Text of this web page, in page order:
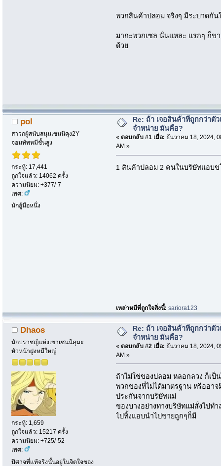
พวกสินค้าปลอม จริงๆ มีระบาดกั
มากะพวกเซล นั่นแหละ แรกๆ ก็ข
ด้วย
pol
สาวกผู้สนับสนุนเซนนิคุง2Y
จอมทัพหมีชั้นสูง
กระทู้: 17,441
ถูกใจแล้ว: 14062 ครั้ง
ความนิยม: +377/-7
เพศ:
นักอู้มือหนึ่ง
Re: ถ้า เจอสินค้าที่ถูกกว่าตั
จำหน่าย มันคือ?
« ตอบกลับ #1 เมื่อ: ธันวาคม 18, 2024,
AM »
1 สินค้าปลอม 2 คนในบริษัทแอบข
เหล่าหมีที่ถูกใจสิ่งนี้:sariora123
Dhaos
นักปราชญ์แห่งเขาเซนนิคุมะ
หัวหน้าฝูงหมีใหญ่
กระทู้: 1,659
ถูกใจแล้ว: 15217 ครั้ง
ความนิยม: +725/-52
เพศ:
ปีศาจที่แท้จริงนั้นอยู่ในจิตใจของ
Re: ถ้า เจอสินค้าที่ถูกกว่าตั
จำหน่าย มันคือ?
« ตอบกลับ #2 เมื่อ: ธันวาคม 18, 2024,
AM »
ถ้าไม่ใช่ของปลอม หลอกลวง ก็เป็
พวกของที่ไม่ได้มาตรฐาน หรืออา
ประกันจากบริษัทแม่
ของบางอย่างทางบริษัทแม่สั่งไปท
ไปทิ้งแอบนำไปขายถูกๆก็มี